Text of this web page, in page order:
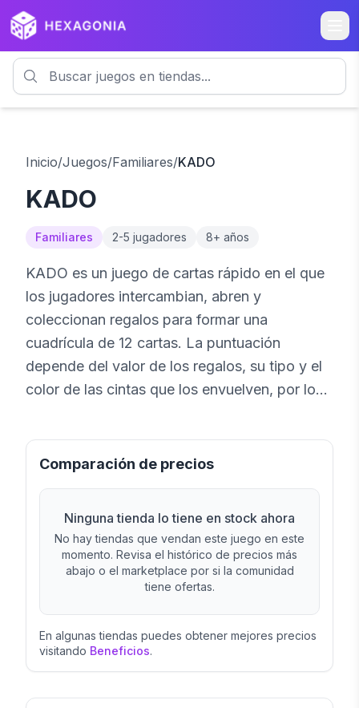
Inicio/Juegos/Familiares/KADO
KADO
Familiares 2-5 jugadores 8+ años
KADO es un juego de cartas rápido en el que
los jugadores intercambian, abren y
coleccionan regalos para formar una
cuadrícula de 12 cartas. La puntuación
depende del valor de los regalos, su tipo y el
color de las cintas que los envuelven, por lo
Comparación de precios
Ninguna tienda lo tiene en stock ahora
No hay tiendas que vendan este juego en este
momento. Revisa el histórico de precios más
abajo o el marketplace por si la comunidad
tiene ofertas.
En algunas tiendas puedes obtener mejores precios
visitando Beneficios.